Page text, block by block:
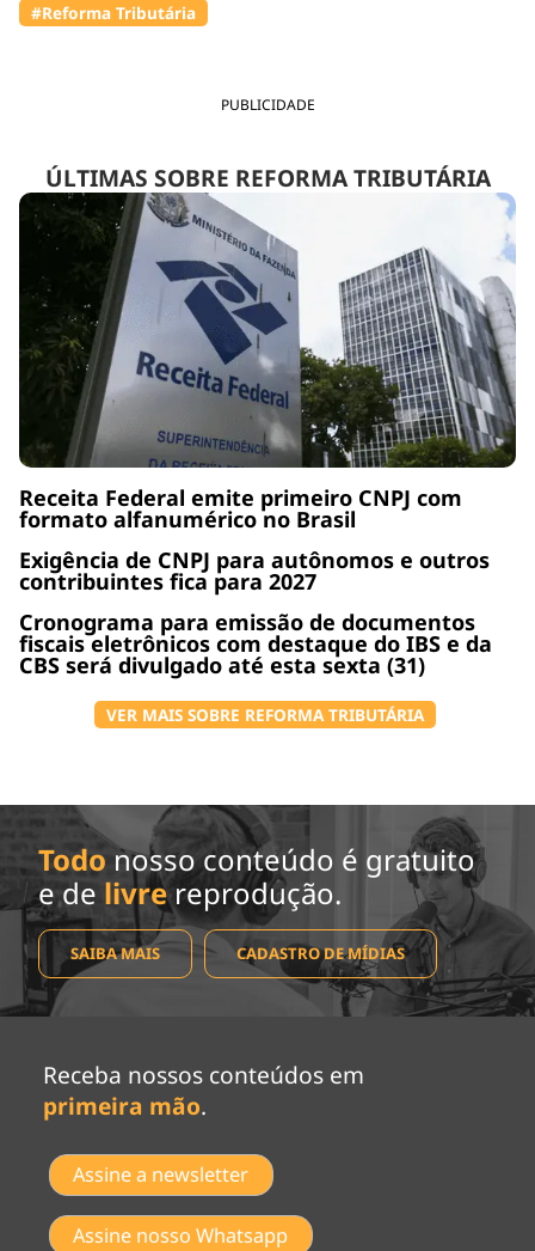
PUBLICIDADE
ÚLTIMAS SOBRE REFORMA TRIBUTÁRIA
Receita Federal emite primeiro CNPJ com
formato alfanumérico no Brasil
Exigência de CNPJ para autônomos e outros
contribuintes fica para 2027
Cronograma para emissão de documentos
fiscais eletrônicos com destaque do IBS e da
CBS será divulgado até esta sexta (31)
VER MAIS SOBRE REFORMA TRIBUTÁRIA
#Reforma Tributária
Todo nosso conteúdo é gratuito
e de livrereprodução.
SAIBA MAIS CADASTRO DE MÍDIAS
Receba nossos conteúdos em
primeira mão.
Assine a newsletter
Assine nosso Whatsapp